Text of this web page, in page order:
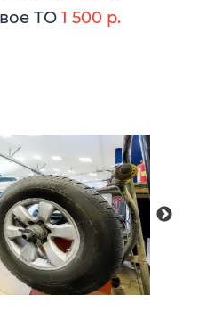
ТО 1 500 р.